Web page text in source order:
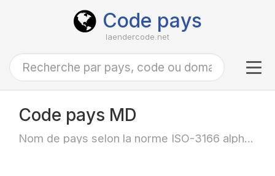
Code pays
laendercode.net
Code pays MD
Nom de pays selon la norme ISO-3166 alpha-2